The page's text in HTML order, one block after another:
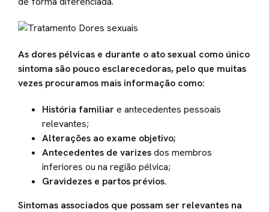
As dores pélvicas e durante o ato sexual como único
sintoma são pouco esclarecedoras, pelo que muitas
vezes procuramos mais informação como:
História familiare antecedentes pessoais
relevantes;
Alterações ao exame objetivo;
Antecedentes de varizesdos membros
inferiores ou na região pélvica;
Gravidezes e partos prévios.
Sintomas associados que possam ser relevantes na